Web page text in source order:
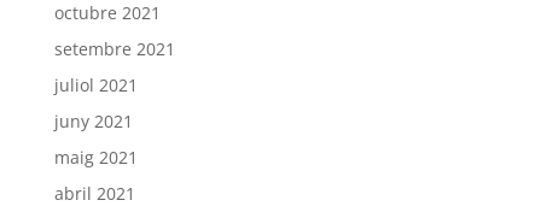
octubre 2021
setembre 2021
juliol 2021
juny 2021
maig 2021
abril 2021